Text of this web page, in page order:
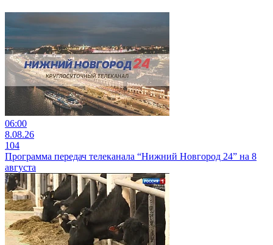
06:00
8.08.26
104
Программа передач телеканала “Нижний Новгород 24” на 8
августа